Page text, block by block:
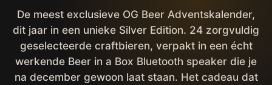
De meest exclusieve OG Beer Adventskalender,
dit jaar in een unieke Silver Edition. 24 zorgvuldig
geselecteerde craftbieren, verpakt in een écht
werkende Beer in a Box Bluetooth speaker die je
na december gewoon laat staan. Het cadeau dat